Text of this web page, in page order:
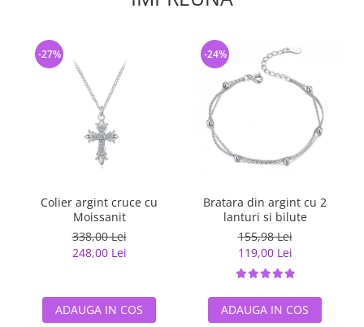
Colier argint cruce cu
Moissanit
338,00 Lei
248,00 Lei
-27%
ADAUGA IN COS
Bratara din argint cu 2
lanturi si bilute
155,98 Lei
119,00 Lei
-24%
ADAUGA IN COS